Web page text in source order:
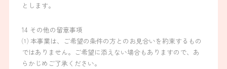
とします。
14 その他の留意事項
⑴ 本事業は、ご希望の条件の方とのお見合いを約束するもの
ではありません。ご希望に添えない場合もありますので、あ
らかじめご了承ください。